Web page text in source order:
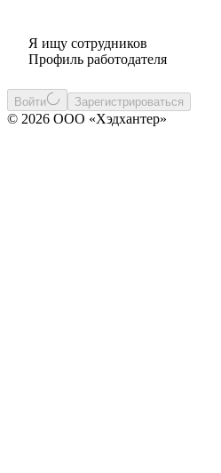
Я ищу сотрудников
Профиль работодателя
Войти Зарегистрироваться
© 2026 ООО «Хэдхантер»